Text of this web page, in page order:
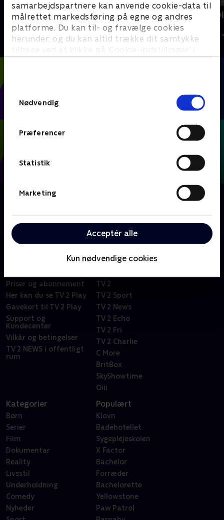
samarbejdspartnere kan anvende cookie-data til
målrettet markedsføring på egne og andres
platforme. Du kan til- og fravælge cookies
herunder, og du kan altid trække dit samtykke
tilbage ved at klikke på ’Cookie-indstillinger’ i
Nødvendig
Præferencer
Statistik
Marketing
Acceptér alle
Kun nødvendige cookies
Tirsdagstrænerne
Fodbold
Kristoffer
kamp
2024 • Fodbold
Om FIFA VM 2026 - Kampe
USA og Canada.
Priser og abonnement
Her kan du se TV 2 Play
Gavekort til TV 2 Play
Support og
Kundecenter
Vilkår og betingelser
TV 2 NEWS i offentligt
rum
TV 2
TV 2 Sport
TV 2 News
TV 2 Echo
TV 2 Fri
TV 2 Charlie
C More
BritBox
SkyShowtime
Oiii
Kategorier
Børn
Serier
Film
Dokumentar
Reality
Livsstil
Underholdning
Comedy
Nyheder
Populært
Klovn
Badehotellet
Sygeplejeskolen
X Factor
Bachelor
Forræder
Bachelorette
Yellowstone
Paw Patrol